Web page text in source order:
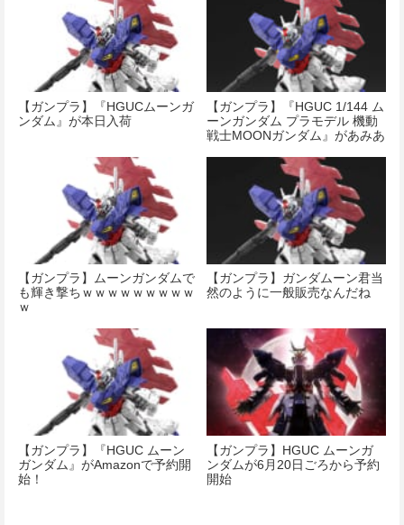
【ガンプラ】『HGUCムーンガ
ンダム』が本日入荷
【ガンプラ】『HGUC 1/144 ム
ーンガンダム プラモデル 機動
戦士MOONガンダム』があみあ
【ガンプラ】ムーンガンダムで
も輝き撃ちｗｗｗｗｗｗｗｗｗ
ｗ
【ガンプラ】ガンダムーン君当
然のように一般販売なんだね
【ガンプラ】『HGUC ムーン
ガンダム』がAmazonで予約開
始！
【ガンプラ】HGUC ムーンガ
ンダムが6月20日ごろから予約
開始